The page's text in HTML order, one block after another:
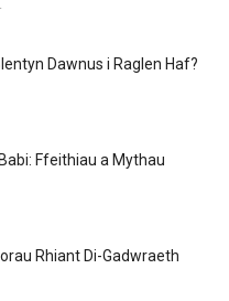
Dawnus i Raglen Haf?
Ffeithiau a Mythau
Rhiant Di-Gadwraeth